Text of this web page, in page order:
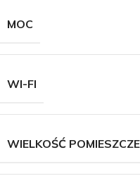
MOC
WI-FI
WIELKOŚĆ